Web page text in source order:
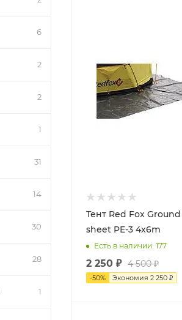
Тент Red Fox Ground
sheet PE-3 4x6m
Есть в наличии: 177
2 250 ₽ 4 500₽
-50% Экономия 2 250 ₽
6
2
2
1
31
14
30
28
1